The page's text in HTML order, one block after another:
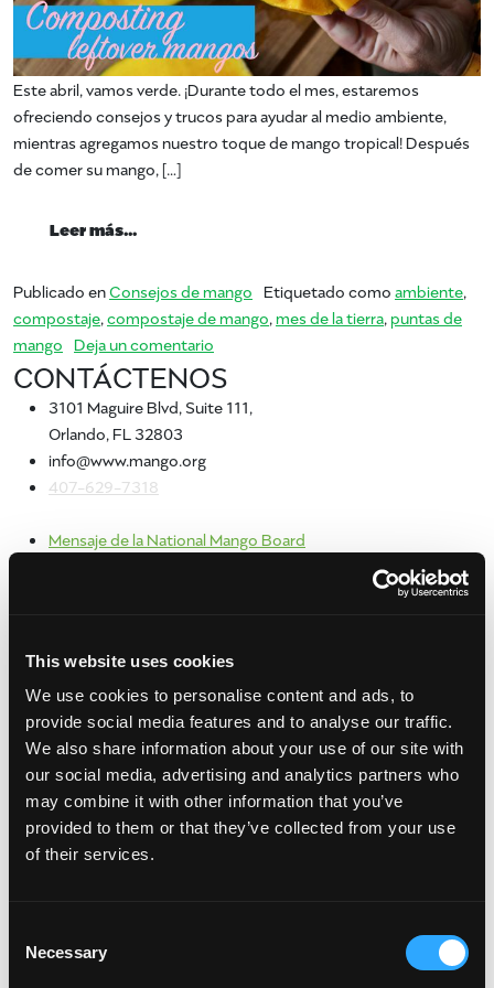
This website uses cookies
We use cookies to personalise content and ads, to
provide social media features and to analyse our traffic.
We also share information about your use of our site with
our social media, advertising and analytics partners who
may combine it with other information that you’ve
provided to them or that they’ve collected from your use
of their services.
Selection
Necessary
Este abril, vamos verde. ¡Durante todo el mes, estaremos
ofreciendo consejos y trucos para ayudar al medio ambiente,
mientras agregamos nuestro toque de mango tropical! Después
de comer su mango, […]
Leer más…
Publicado enConsejos de mango Etiquetado como ambiente,
compostaje, compostaje de mango, mes de la tierra, puntas de
mango Deja un comentario
CONTÁCTENOS
3101 Maguire Blvd, Suite 111,
Orlando, FL 32803
info@www.mango.org
407-629-7318
Mensaje de la National Mango Board
print
Archivo
julio 2024
mayo 2024
septiembre 2023
junio 2023
enero 2023
febrero 2022
junio 2021